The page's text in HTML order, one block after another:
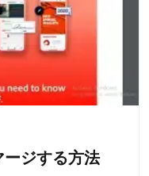
ジする方法